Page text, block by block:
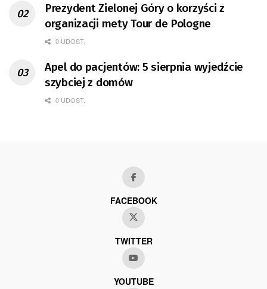
Prezydent Zielonej Góry o korzyści z
organizacji mety Tour de Pologne
0 UDOST.
Apel do pacjentów: 5 sierpnia wyjedźcie
szybciej z domów
0 UDOST.
FACEBOOK
TWITTER
YOUTUBE